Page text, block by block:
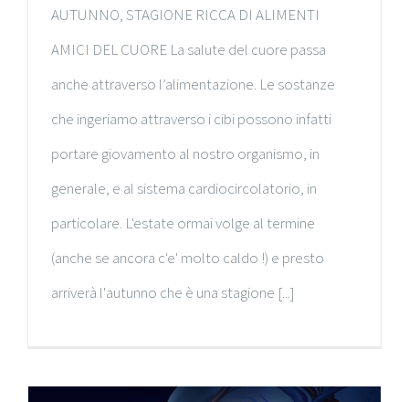
AUTUNNO, STAGIONE RICCA DI ALIMENTI
AMICI DEL CUORE La salute del cuore passa
anche attraverso l’alimentazione. Le sostanze
che ingeriamo attraverso i cibi possono infatti
portare giovamento al nostro organismo, in
generale, e al sistema cardiocircolatorio, in
particolare. L'estate ormai volge al termine
(anche se ancora c'e' molto caldo !) e presto
arriverà l'autunno che è una stagione [...]